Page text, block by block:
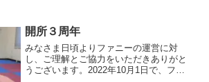
開所３周年
みなさま日頃よりファニーの運営に対
し、ご理解とご協力をいただきありがと
うございます。2022年10月1日で、ファ